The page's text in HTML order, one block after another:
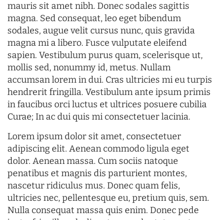
mauris sit amet nibh. Donec sodales sagittis
magna. Sed consequat, leo eget bibendum
sodales, augue velit cursus nunc, quis gravida
magna mi a libero. Fusce vulputate eleifend
sapien. Vestibulum purus quam, scelerisque ut,
mollis sed, nonummy id, metus. Nullam
accumsan lorem in dui. Cras ultricies mi eu turpis
hendrerit fringilla. Vestibulum ante ipsum primis
in faucibus orci luctus et ultrices posuere cubilia
Curae; In ac dui quis mi consectetuer lacinia.
Lorem ipsum dolor sit amet, consectetuer
adipiscing elit. Aenean commodo ligula eget
dolor. Aenean massa. Cum sociis natoque
penatibus et magnis dis parturient montes,
nascetur ridiculus mus. Donec quam felis,
ultricies nec, pellentesque eu, pretium quis, sem.
Nulla consequat massa quis enim. Donec pede